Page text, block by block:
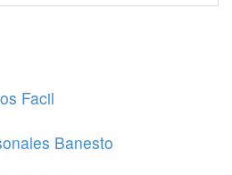
Facil
Banesto